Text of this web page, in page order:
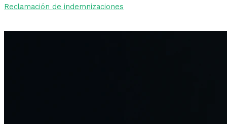
Reclamación de indemnizaciones